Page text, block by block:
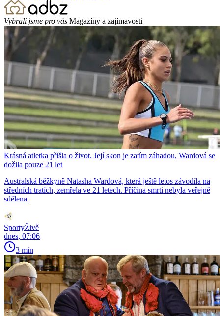
Vybrali jsme pro vás Magazíny a zajímavosti
Krásná atletka přišla o život. Její skon je zatím záhadou, Wardová se
dožila pouze 21 let
Australská běžkyně Natasha Wardová, která ještě letos závodila na
středních tratích, zemřela ve 21 letech. Příčina smrti nebyla veřejně
sdělena.
SportyŽivě
dnes, 07:06
3 min